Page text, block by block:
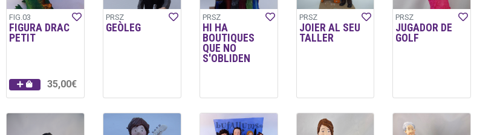
FIG.03
FIGURA DRAC
PETIT
35,00€
PRSZ
GEÒLEG
PRSZ
HI HA
BOUTIQUES
QUE NO
S'OBLIDEN
PRSZ
JOIER AL SEU
TALLER
PRSZ
JUGADOR DE
GOLF